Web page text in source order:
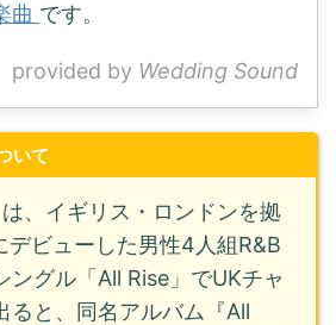
曲 です。
provided by Wedding Sound
いて
、イギリス・ロンドンを拠
デビューした男性4人組R&B
ングル「All Rise」でUKチャ
ると、同名アルバム『All